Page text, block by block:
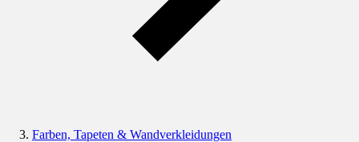
Farben, Tapeten & Wandverkleidungen